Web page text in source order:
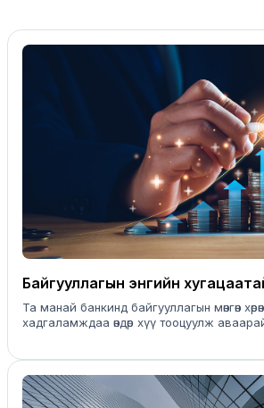
Байгууллагын энгийн
Та манай банкинд байгууллагын мөнгөн
хадгаламждаа өндөр хүү тооцуулж